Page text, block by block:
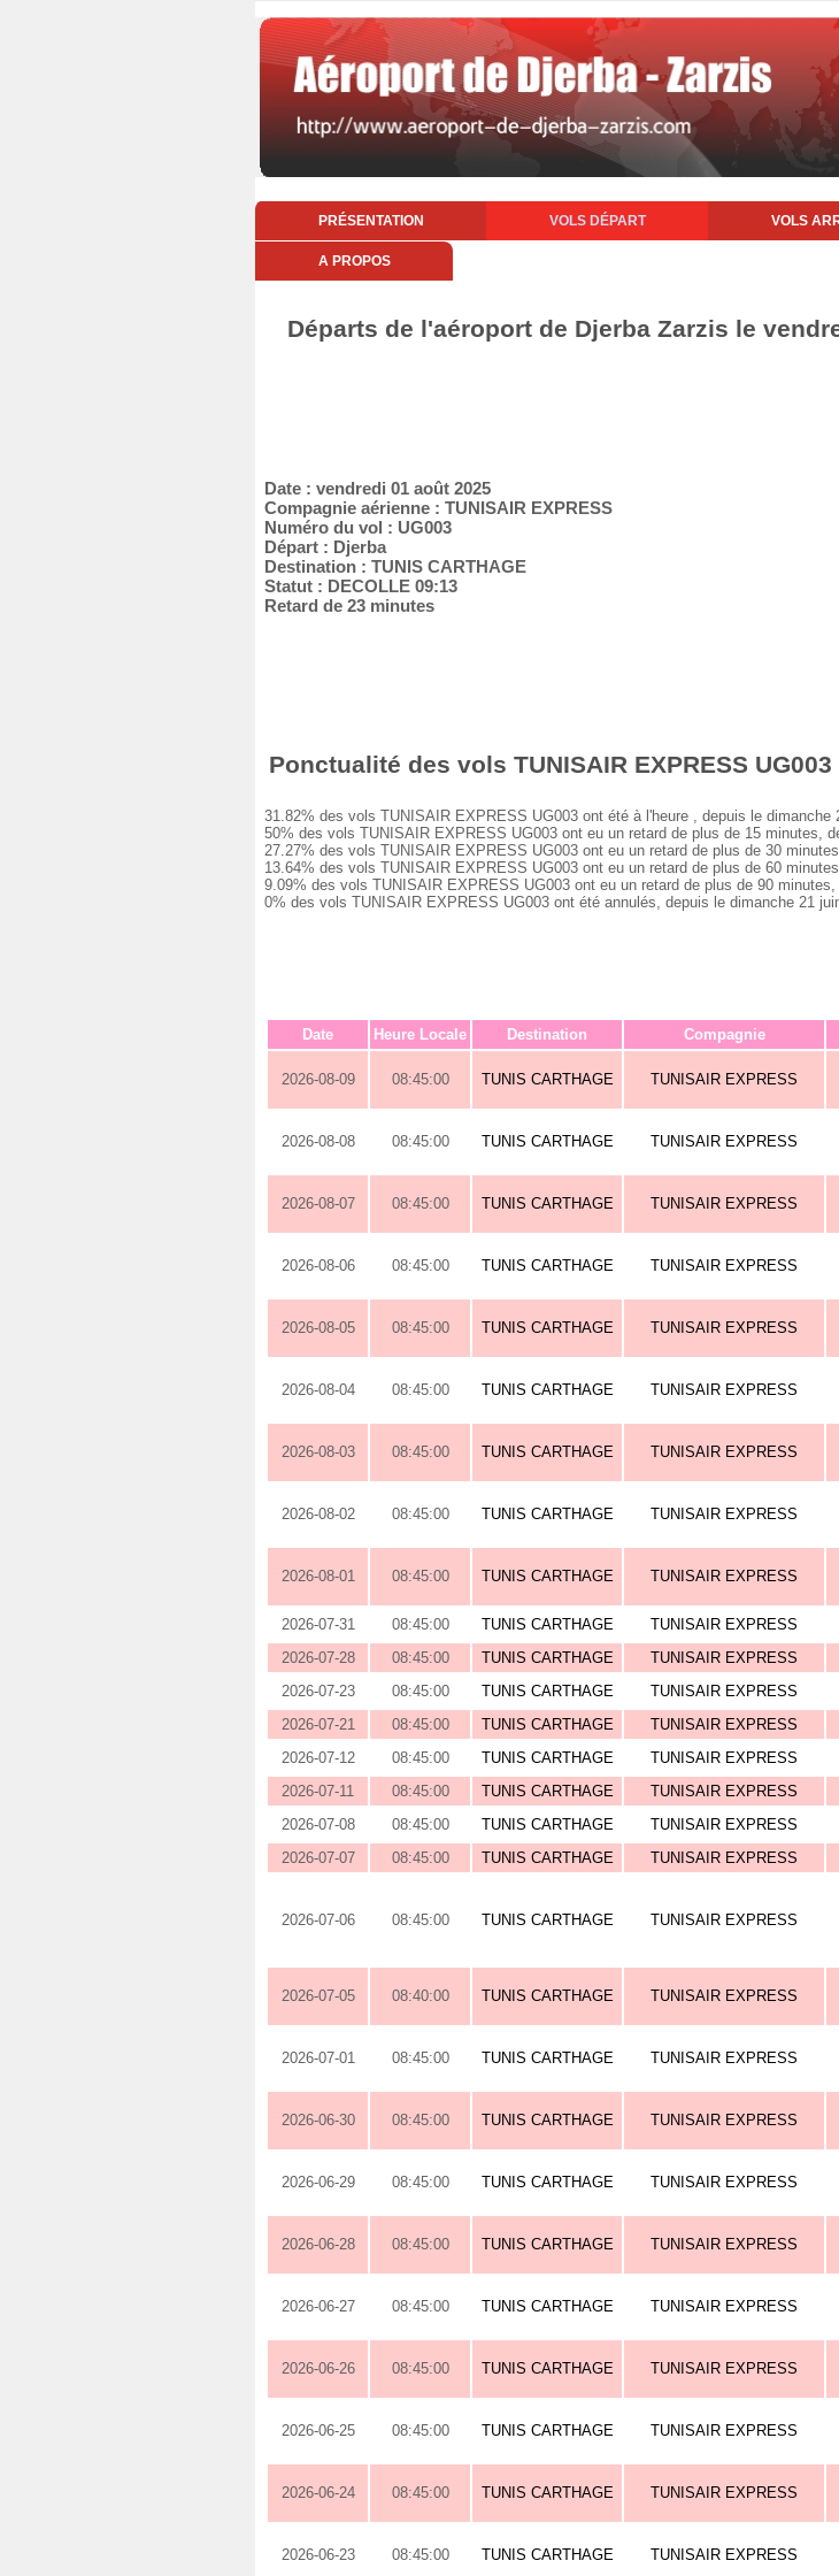
PRÉSENTATION VOLS DÉPART VOLS
A PROPOS
Départs de l'aéroport de Djerba Zarzis le
Date : vendredi 01 août 2025
Compagnie aérienne : TUNISAIR EXPRESS
Numéro du vol : UG003
Départ : Djerba
Destination : TUNIS CARTHAGE
Statut : DECOLLE 09:13
Retard de 23 minutes
Ponctualité des vols TUNISAIR EXPRESS
31.82% des vols TUNISAIR EXPRESS UG003 ont été à l'heure , depuis le dimanche
50% des vols TUNISAIR EXPRESS UG003 ont eu un retard de plus de 15 minutes,
27.27% des vols TUNISAIR EXPRESS UG003 ont eu un retard de plus de 30
13.64% des vols TUNISAIR EXPRESS UG003 ont eu un retard de plus de 60
9.09% des vols TUNISAIR EXPRESS UG003 ont eu un retard de plus de 90
0% des vols TUNISAIR EXPRESS UG003 ont été annulés, depuis le dimanche 21
Date Heure Locale Destination Compagnie
2026-08-09 08:45:00 TUNIS CARTHAGE TUNISAIR EXPRESS
2026-08-08 08:45:00 TUNIS CARTHAGE TUNISAIR EXPRESS
2026-08-07 08:45:00 TUNIS CARTHAGE TUNISAIR EXPRESS
2026-08-06 08:45:00 TUNIS CARTHAGE TUNISAIR EXPRESS
2026-08-05 08:45:00 TUNIS CARTHAGE TUNISAIR EXPRESS
2026-08-04 08:45:00 TUNIS CARTHAGE TUNISAIR EXPRESS
2026-08-03 08:45:00 TUNIS CARTHAGE TUNISAIR EXPRESS
2026-08-02 08:45:00 TUNIS CARTHAGE TUNISAIR EXPRESS
2026-08-01 08:45:00 TUNIS CARTHAGE TUNISAIR EXPRESS
2026-07-31 08:45:00 TUNIS CARTHAGE TUNISAIR EXPRESS
2026-07-28
08:45:00 TUNIS CARTHAGE TUNISAIR EXPRESS
2026-07-23
08:45:00 TUNIS CARTHAGE TUNISAIR EXPRESS
2026-07-21
08:45:00 TUNIS CARTHAGE TUNISAIR EXPRESS
2026-07-12
08:45:00 TUNIS CARTHAGE TUNISAIR EXPRESS
2026-07-11
08:45:00 TUNIS CARTHAGE TUNISAIR EXPRESS
2026-07-08
08:45:00 TUNIS CARTHAGE TUNISAIR EXPRESS
2026-07-07
08:45:00 TUNIS CARTHAGE TUNISAIR EXPRESS
2026-07-06 08:45:00 TUNIS CARTHAGE TUNISAIR EXPRESS
2026-07-05 08:40:00 TUNIS CARTHAGE TUNISAIR EXPRESS
2026-07-01 08:45:00 TUNIS CARTHAGE TUNISAIR EXPRESS
2026-06-30 08:45:00 TUNIS CARTHAGE TUNISAIR EXPRESS
2026-06-29 08:45:00 TUNIS CARTHAGE TUNISAIR EXPRESS
2026-06-28 08:45:00 TUNIS CARTHAGE TUNISAIR EXPRESS
2026-06-27 08:45:00 TUNIS CARTHAGE TUNISAIR EXPRESS
2026-06-26 08:45:00 TUNIS CARTHAGE TUNISAIR EXPRESS
2026-06-25 08:45:00 TUNIS CARTHAGE TUNISAIR EXPRESS
2026-06-24 08:45:00 TUNIS CARTHAGE TUNISAIR EXPRESS
2026-06-23 08:45:00 TUNIS CARTHAGE TUNISAIR EXPRESS